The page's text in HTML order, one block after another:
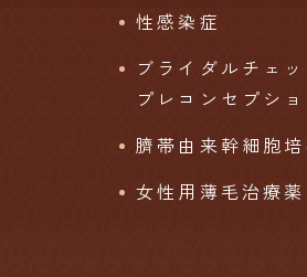
性感染症
ブライダルチェッ
プレコンセプショ
臍帯由来幹細胞
女性用薄毛治療